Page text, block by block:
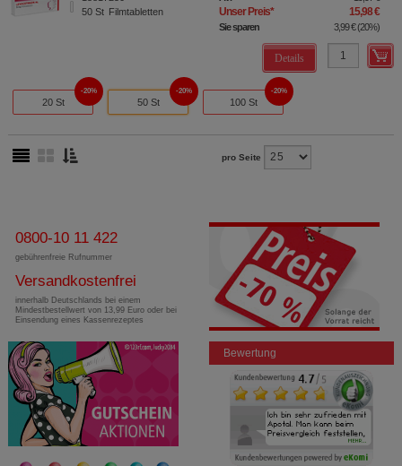
50 St Filmtabletten Unser Preis* 15,98 €
Sie sparen 3,99 €(20%)
Details
20 St
20%
50 St
20%
100 St
20%
pro Seite
0800-10 11 422
gebührenfreie Rufnummer
Versandkostenfrei
innerhalb Deutschlands bei einem
Mindestbestellwert von 13,99 Euro oder bei
Einsendung eines Kassenrezeptes
Bewertung